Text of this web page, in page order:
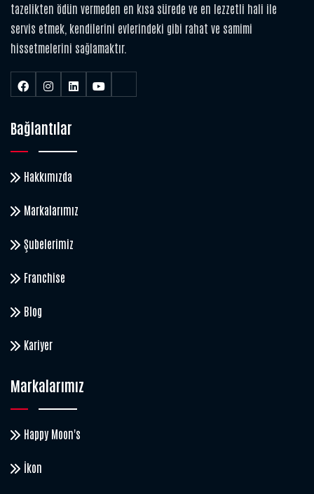
tazelikten ödün vermeden en kısa sürede ve en lezzetli hali ile
servis etmek, kendilerini evlerindeki gibi rahat ve samimi
hissetmelerini sağlamaktır.
Bağlantılar
Hakkımızda
Markalarımız
Şubelerimiz
Franchise
Blog
Kariyer
Markalarımız
Happy Moon's
İkon